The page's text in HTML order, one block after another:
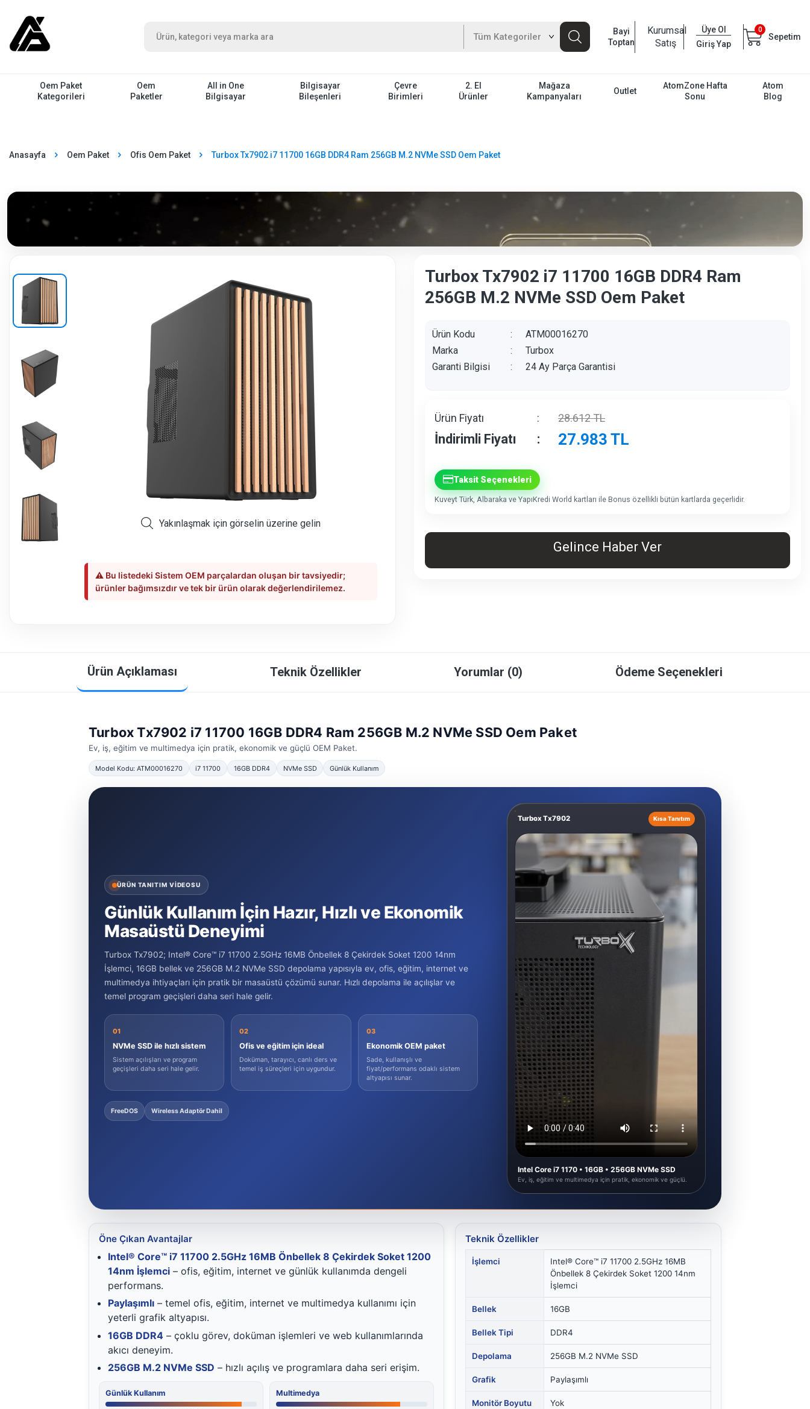
Bayi
Toptan
Kurumsal
Satış
Üye Ol
Giriş Yap
0
Sepetim
Oem Paket
Kategorileri
Oem
Paketler
All in One
Bilgisayar
Bilgisayar
Bileşenleri
Çevre
Birimleri
2. El
Ürünler
Mağaza
Kampanyaları
Outlet
AtomZone Hafta
Sonu
Atom
Blog
Anasayfa Oem Paket Ofis Oem Paket Turbox Tx7902 i7 11700 16GB DDR4 Ram 256GB M.2 NVMe SSD Oem Paket
Yakınlaşmak için görselin üzerine gelin
⚠️ Bu listedeki Sistem OEM parçalardan oluşan bir tavsiyedir;
ürünler bağımsızdır ve tek bir ürün olarak değerlendirilemez.
Turbox Tx7902 i7 11700 16GB DDR4 Ram
256GB M.2 NVMe SSD Oem Paket
Ürün Kodu :
ATM00016270
Marka
:
Turbox
Garanti Bilgisi
: 24 Ay Parça Garantisi
Ürün Fiyatı : 28.612TL
İndirimli Fiyatı : 27.983 TL
Taksit Seçenekleri
Kuveyt Türk, Albaraka ve YapıKredi World kartları ile Bonus özellikli bütün kartlarda geçerlidir.
Gelince Haber Ver
Ürün Açıklaması Teknik Özellikler Yorumlar (0) Ödeme Seçenekleri
Turbox Tx7902 i7 11700 16GB DDR4 Ram 256GB M.2 NVMe SSD Oem Paket
Ev, iş, eğitim ve multimedya için pratik, ekonomik ve güçlü OEM Paket.
Model Kodu: ATM00016270 i7 11700 16GB DDR4 NVMe SSD Günlük Kullanım
ÜRÜN TANITIM VİDEOSU
Günlük Kullanım İçin Hazır, Hızlı ve Ekonomik
Masaüstü Deneyimi
Turbox Tx7902; Intel® Core™ i7 11700 2.5GHz 16MB Önbellek 8 Çekirdek Soket 1200 14nm
İşlemci, 16GB bellek ve 256GB M.2 NVMe SSD depolama yapısıyla ev, ofis, eğitim, internet ve
multimedya ihtiyaçları için pratik bir masaüstü çözümü sunar. Hızlı depolama ile açılışlar ve
temel program geçişleri daha seri hale gelir.
01
NVMe SSD ile hızlı sistem
Sistem açılışları ve program
geçişleri daha seri hale gelir.
02
Ofis ve eğitim için ideal
Doküman, tarayıcı, canlı ders ve
temel iş süreçleri için uygundur.
03
Ekonomik OEM paket
Sade, kullanışlı ve
fiyat/performans odaklı sistem
altyapısı sunar.
FreeDOS Wireless Adaptör Dahil
Turbox Tx7902 Kısa Tanıtım
Intel Core i7 1170 • 16GB • 256GB NVMe SSD
Ev, iş, eğitim ve multimedya için pratik, ekonomik ve güçlü.
Öne Çıkan Avantajlar
Intel® Core™ i7 11700 2.5GHz 16MB Önbellek 8 Çekirdek Soket 1200
14nm İşlemci – ofis, eğitim, internet ve günlük kullanımda dengeli
performans.
Paylaşımlı – temel ofis, eğitim, internet ve multimedya kullanımı için
yeterli grafik altyapısı.
16GB DDR4 – çoklu görev, doküman işlemleri ve web kullanımlarında
akıcı deneyim.
256GB M.2 NVMe SSD – hızlı açılış ve programlara daha seri erişim.
Günlük Kullanım Multimedya
Teknik Özellikler
İşlemci
Intel® Core™ i7 11700 2.5GHz 16MB
Önbellek 8 Çekirdek Soket 1200 14nm
İşlemci
Bellek 16GB
Bellek Tipi DDR4
Depolama 256GB M.2 NVMe SSD
Grafik Paylaşımlı
Monitör Boyutu Yok